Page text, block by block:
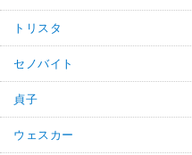
トリスタ
セノバイト
貞子
ウェスカー